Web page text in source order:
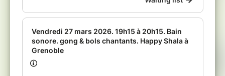
Pour 2 places achetées, 5€ offert.
avec reglement CB, ou par mail & tel avec
réglement par cheque ou espèces.
Inscriptions ne sont pas remboursables. Selon